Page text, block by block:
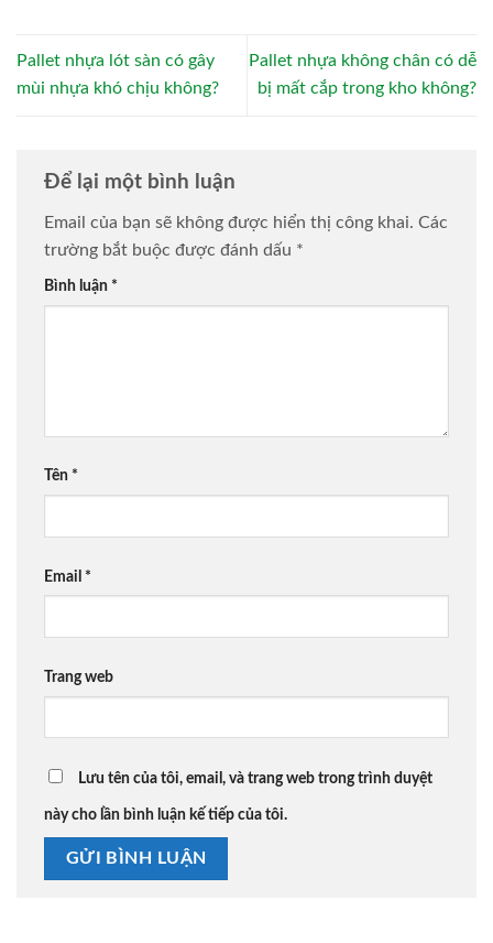
Pallet nhựa lót sàn có gây
mùi nhựa khó chịu không?
Pallet nhựa không chân có dễ
bị mất cắp trong kho không?
Để lại một bình luận
Email của bạn sẽ không được hiển thị công khai. Các
trường bắt buộc được đánh dấu *
Bình luận *
Tên *
Email *
Trang web
Lưu tên của tôi, email, và trang web trong trình duyệt
này cho lần bình luận kế tiếp của tôi.